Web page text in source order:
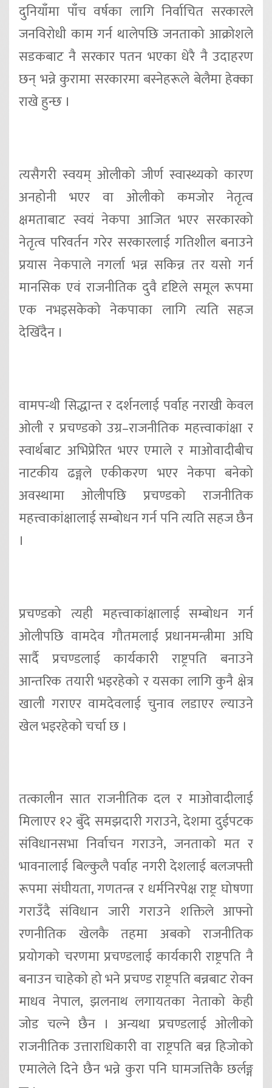
दुनियाँमा पाँच वर्षका लागि निर्वाचित सरकारले
जनविरोधी काम गर्न थालेपछि जनताको आक्रोशले
सडकबाट नै सरकार पतन भएका धेरै नै उदाहरण
छन् भन्ने कुरामा सरकारमा बस्नेहरूले बेलैमा हेक्का
राखे हुन्छ ।
त्यसैगरी स्वयम् ओलीको जीर्ण स्वास्थ्यको कारण
अनहोनी भएर वा ओलीको कमजोर नेतृत्व
क्षमताबाट स्वयं नेकपा आजित भएर सरकारको
नेतृत्व परिवर्तन गरेर सरकारलाई गतिशील बनाउने
प्रयास नेकपाले नगर्ला भन्न सकिन्न तर यसो गर्न
मानसिक एवं राजनीतिक दुवै दृष्टिले समूल रूपमा
एक नभइसकेको नेकपाका लागि त्यति सहज
देखिँदैन ।
वामपन्थी सिद्धान्त र दर्शनलाई पर्वाह नराखी केवल
ओली र प्रचण्डको उग्र–राजनीतिक महत्त्वाकांक्षा र
स्वार्थबाट अभिप्रेरित भएर एमाले र माओवादीबीच
नाटकीय ढङ्गले एकीकरण भएर नेकपा बनेको
अवस्थामा ओलीपछि प्रचण्डको राजनीतिक
महत्त्वाकांक्षालाई सम्बोधन गर्न पनि त्यति सहज छैन
।
प्रचण्डको त्यही महत्त्वाकांक्षालाई सम्बोधन गर्न
ओलीपछि वामदेव गौतमलाई प्रधानमन्त्रीमा अघि
सार्दै प्रचण्डलाई कार्यकारी राष्ट्रपति बनाउने
आन्तरिक तयारी भइरहेको र यसका लागि कुनै क्षेत्र
खाली गराएर वामदेवलाई चुनाव लडाएर ल्याउने
खेल भइरहेको चर्चा छ ।
तत्कालीन सात राजनीतिक दल र माओवादीलाई
मिलाएर १२ बुँदे समझदारी गराउने, देशमा दुईपटक
संविधानसभा निर्वाचन गराउने, जनताको मत र
भावनालाई बिल्कुलै पर्वाह नगरी देशलाई बलजफ्ती
रूपमा संघीयता, गणतन्त्र र धर्मनिरपेक्ष राष्ट्र घोषणा
गराउँदै संविधान जारी गराउने शक्तिले आफ्नो
रणनीतिक खेलकै तहमा अबको राजनीतिक
प्रयोगको चरणमा प्रचण्डलाई कार्यकारी राष्ट्रपति नै
बनाउन चाहेको हो भने प्रचण्ड राष्ट्रपति बन्नबाट रोक्न
माधव नेपाल, झलनाथ लगायतका नेताको केही
जोड चल्ने छैन । अन्यथा प्रचण्डलाई ओलीको
राजनीतिक उत्ताराधिकारी वा राष्ट्रपति बन्न हिजोको
एमालेले दिने छैन भन्ने कुरा पनि घामजत्तिकै छर्लङ्ग